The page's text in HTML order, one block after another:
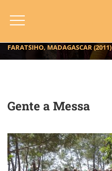
Gente A Messa
FARATSIHO, MADAGASCAR (2011)
Gente a Messa